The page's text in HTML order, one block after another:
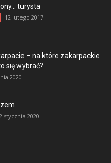
turysta
12 lutego 2017
– na które zakarpackie
się wybrać?
2020
stycznia 2020